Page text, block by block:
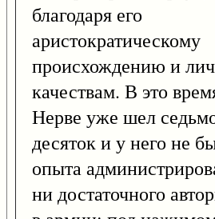
благодаря его
аристократическому
происхождению и
качествам. В это
Нерве уже шел
десяток и у него не
опыта
ни достаточного